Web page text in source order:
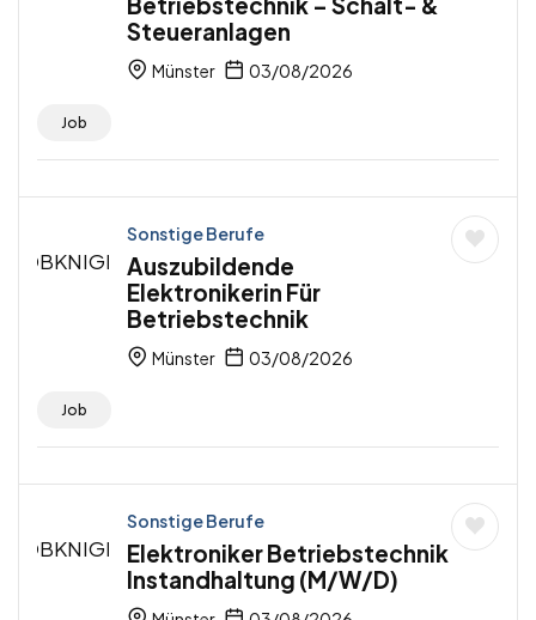
Steueranlagen
Münster 03/08/2026
Job
Sonstige Berufe
Auszubildende
Elektronikerin Für
Betriebstechnik
Münster 03/08/2026
Job
Sonstige Berufe
Elektroniker Betriebstechnik
Instandhaltung (M/W/D)